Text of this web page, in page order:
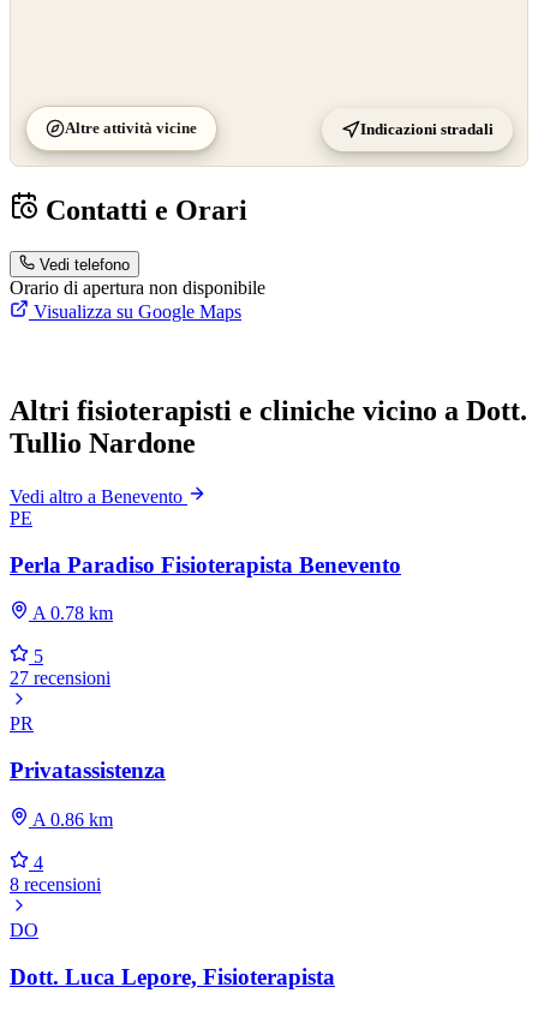
Altre attività vicine Indicazioni stradali
Contatti e Orari
Vedi telefono
Orario di apertura non disponibile
Visualizza su Google Maps
Altri fisioterapisti e cliniche vicino a Dott.
Tullio Nardone
Vedi altro a Benevento
PE
Perla Paradiso Fisioterapista Benevento
A 0.78 km
5
27 recensioni
PR
Privatassistenza
A 0.86 km
4
8 recensioni
DO
Dott. Luca Lepore, Fisioterapista